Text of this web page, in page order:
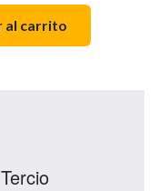
al carrito